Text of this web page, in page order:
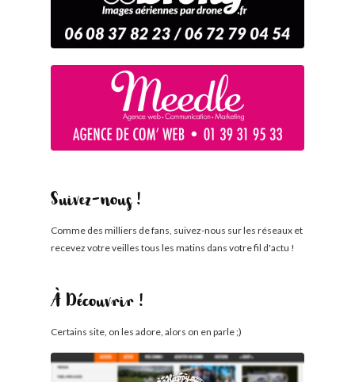
Suivez-nous !
Comme des milliers de fans, suivez-nous sur les réseaux et
recevez votre veilles tous les matins dans votre fil d'actu !
À Découvrir !
Certains site, on les adore, alors on en parle ;)